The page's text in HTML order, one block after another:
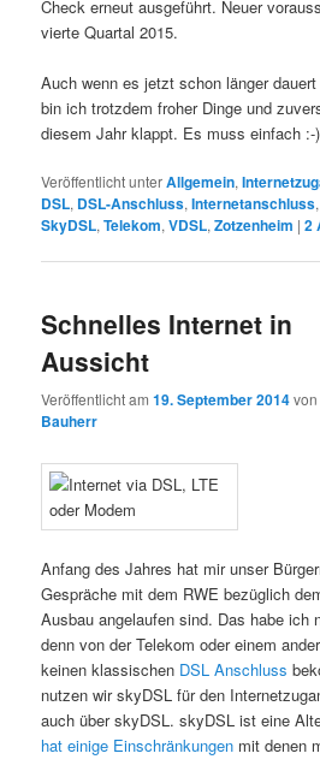
Check erneut ausgeführt. Neuer
vierte Quartal 2015.
Auch wenn es jetzt schon länger
bin ich trotzdem froher Dinge und
diesem Jahr klappt. Es muss einfach :-)
Veröffentlicht unterAllgemein,
DSL, DSL-Anschluss,Internetanschluss,
SkyDSL,Telekom,VDSL,Zotzenheim |2
Schnelles Internet in
Aussicht
Veröffentlicht am19. September 2014von
Bauherr
Anfang des Jahres hat mir unser
Gespräche mit dem RWE bezüglich
Ausbau angelaufen sind. Das habe ich
denn von der Telekom oder einem
keinen klassischen DSL Anschluss
nutzen wir skyDSL für den
auch über skyDSL. skyDSL ist eine
hat einige Einschränkungen mit denen